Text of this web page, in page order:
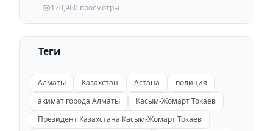
170,960 просмотры
Теги
Алматы Казахстан Астана
полиция
акимат города Алматы
Касым-Жомарт Токаев
Президент Казахстана Касым-Жомарт Токаев